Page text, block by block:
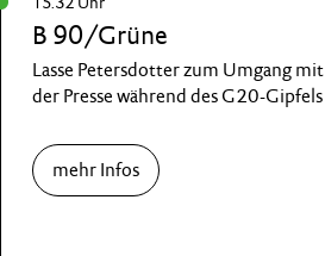
B 90/Grüne
Lasse Petersdotter zum Umgang mit
der Presse während des G20-Gipfels
mehr Infos